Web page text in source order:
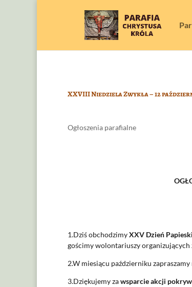
XXVIII Niedziela Zwykła – 12
Ogłoszenia parafialne
1.Dziś obchodzimyXXV Dzień Papieski
gościmy wolontariuszy organizujących
2.W miesiącu październiku zapraszamy
3.Dziękujemy zawsparcie akcji